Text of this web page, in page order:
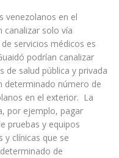
venezolanos en el
canalizar solo vía
servicios médicos es
podrían canalizar
de salud pública y privada
determinado número de
en el exterior. La
por ejemplo, pagar
pruebas y equipos
y clínicas que se
de